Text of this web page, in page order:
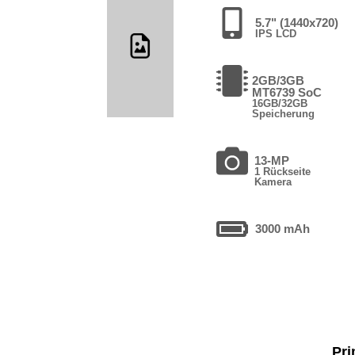
5.7" (1440x720)
IPS LCD
2GB/3GB
MT6739 SoC
16GB/32GB
Speicherung
13-MP
1 Rückseite
Kamera
3000 mAh